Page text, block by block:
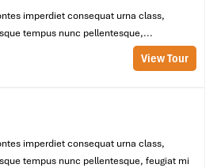
imperdiet consequat urna class,
tempus nunc pellentesque,...
View Tour
imperdiet consequat urna class,
tempus nunc pellentesque, feugiat mi